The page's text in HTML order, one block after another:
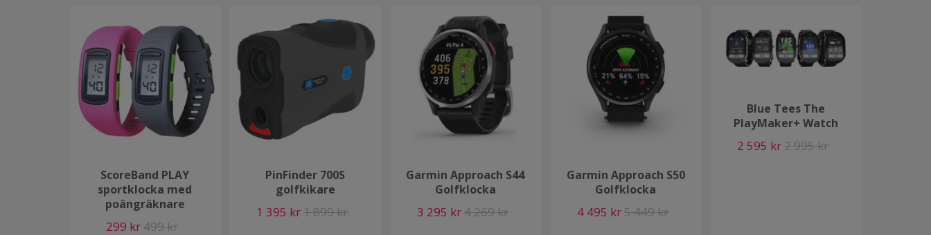
ScoreBand PLAY
sportklocka med
poängräknare
299 kr499 kr
PinFinder 700S
golfkikare
1 395 kr 1 899 kr
Garmin Approach S44
Golfklocka
3 295 kr4 269 kr
Garmin Approach S50
Golfklocka
4 495 kr5 449 kr
Blue Tees The
PlayMaker+ Watch
2 595 kr 2 995 kr